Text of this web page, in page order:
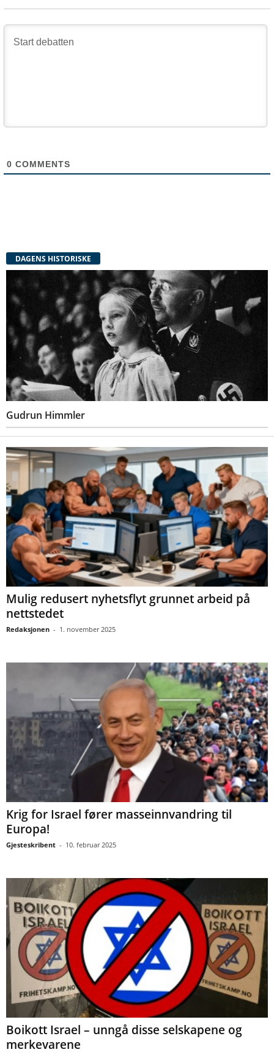
0 COMMENTS
DAGENS HISTORISKE
Gudrun Himmler
Mulig redusert nyhetsflyt grunnet arbeid på
nettstedet
Redaksjonen - 1. november 2025
Krig for Israel fører masseinnvandring til
Europa!
Gjesteskribent - 10. februar 2025
Boikott Israel – unngå disse selskapene og
merkevarene